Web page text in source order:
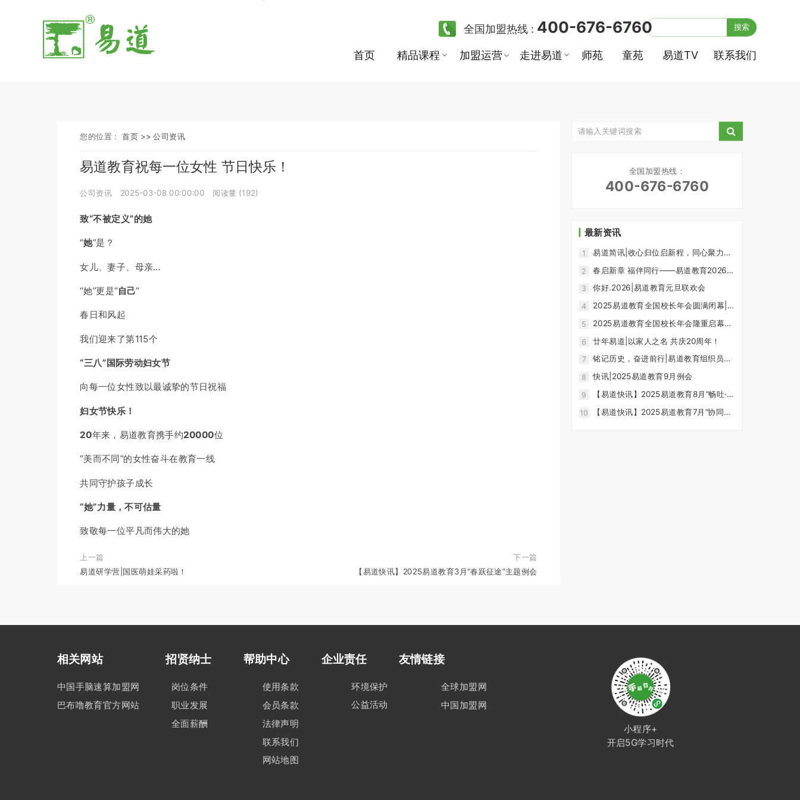
首页 精品课程 加盟运营 走进易道 师苑 童苑 易道TV 联系我们
搜索
全国加盟热线 : 400-676-6760
您的位置：首页 >>公司资讯
易道教育祝每一位女性 节日快乐！
公司资讯 2025-03-08 00:00:00 阅读量 (192)
致“不被定义”的她
“她”是？
女儿、妻子、母亲…
“她”更是“自己”
春日和风起
我们迎来了第115个
“三八”国际劳动妇女节
向每一位女性致以最诚挚的节日祝福
妇女节快乐！
20年来，易道教育携手约20000位
“美而不同”的女性奋斗在教育一线
共同守护孩子成长
“她”力量，不可估量
致敬每一位平凡而伟大的她
上一篇
易道研学营|国医萌娃采药啦！
下一篇
【易道快讯】2025易道教育3月“春跃征途”主题例会
全国加盟热线：
400-676-6760
最新资讯
1
易道简讯|收心归位启新程，同心聚力再
2
春启新章 福伴同行——易道教育2026新
春例会温情举行
3 你好.2026|易道教育元旦联欢会
4 2025易道教育全国校长年会圆满闭幕|廿
5
2025易道教育全国校长年会隆重启幕｜
效兰亭雅韵，续廿载弦歌
6 廿年易道|以家人之名 共庆20周年！
7
铭记历史，奋进前行|易道教育组织员工
共观“九三阅兵”
8 快讯|2025易道教育9月例会
9
【易道快讯】2025易道教育8月“畅吐·共
10 【易道快讯】2025易道教育7月“协同奋
相关网站 招贤纳士 帮助中心企业责任友情链接
中国手脑速算加盟网 岗位条件 使用条款 环境保护
全球加盟网
中国加盟网
公益活动
会员条款
法律声明
联系我们
网站地图
职业发展
全面薪酬
巴布噜教育官方网站
小程序+
开启5G学习时代